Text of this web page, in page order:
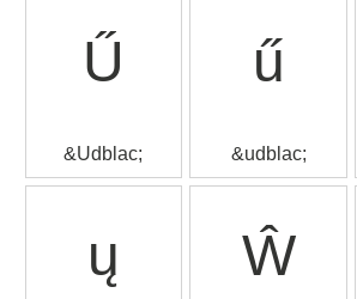
Ű
&Udblac;
ű
&udblac;
ų Ŵ